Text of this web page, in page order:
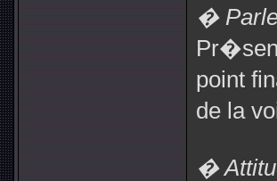
�
point
de la
�